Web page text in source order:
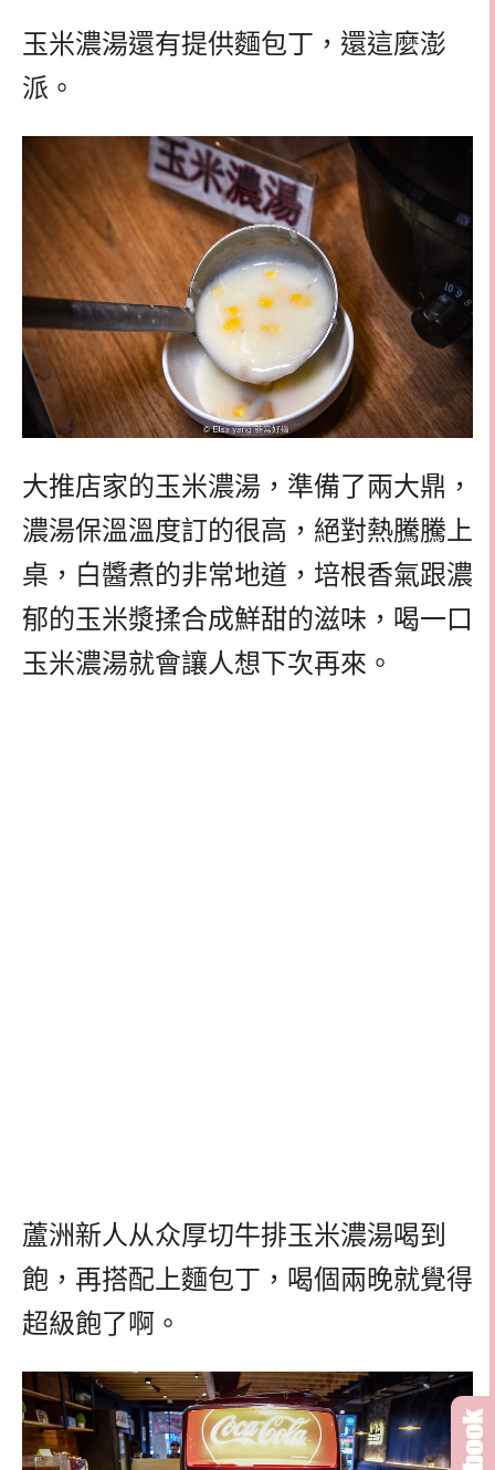
玉米濃湯還有提供麵包丁，還這麼澎
派。
大推店家的玉米濃湯，準備了兩大鼎，
濃湯保溫溫度訂的很高，絕對熱騰騰上
桌，白醬煮的非常地道，培根香氣跟濃
郁的玉米漿揉合成鮮甜的滋味，喝一口
玉米濃湯就會讓人想下次再來。
蘆洲新人从众厚切牛排玉米濃湯喝到
飽，再搭配上麵包丁，喝個兩晚就覺得
超級飽了啊。